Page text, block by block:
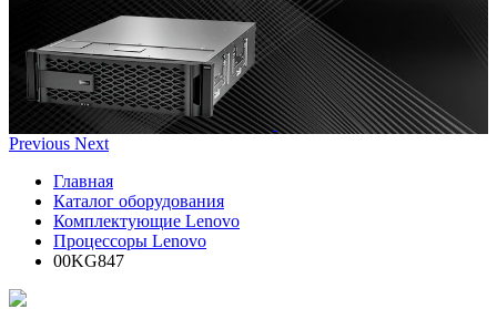
Previous Next
Главная
Каталог оборудования
Комплектующие Lenovo
Процессоры Lenovo
00KG847